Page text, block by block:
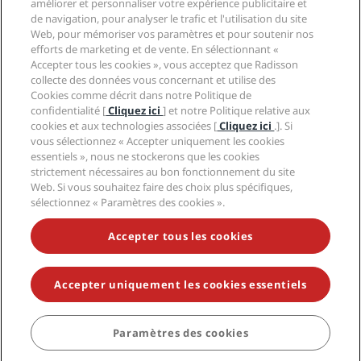
Santé et sécurité
Carrières PPHE
Carrières EHL
The Club by RHG
Opportunités de développement
Entreprise responsable
Approvisionnement
Mentions légales
Conditions générales Radisson Rewards
Contrat d’utilisation du site
Accessibilité numérique
Déclaration sur l’esclavage moderne
Avis aux consommateurs
Contact
FAQ
Plan du site
Médias sociaux
Marques Radisson Hotels
NE MANQUEZ AUCUNE DE NOS OFFRES LES PLUS
POPULAIRES
© 2026 Radisson Hotel Group.Tous droits réservés. RHG Radisson
Hotel Group, Radisson, Radisson RED, Radisson Blu, Radisson Collection,
Radisson Individuals, Park Plaza, Park Inn, Country Inn & Suites, Prize by
Radisson, Radisson Rewards, et Radisson Meetings sont des marques
déposées de Radisson Hotel Group.
améliorer et personnaliser votre expérience publicitaire et
de navigation, pour analyser le trafic et l'utilisation du site
Web, pour mémoriser vos paramètres et pour soutenir nos
efforts de marketing et de vente. En sélectionnant «
Accepter tous les cookies », vous acceptez que Radisson
collecte des données vous concernant et utilise des
Cookies comme décrit dans notre Politique de
confidentialité [Cliquez ici] et notre Politique relative aux
cookies et aux technologies associées [Cliquez ici .]. Si
vous sélectionnez « Accepter uniquement les cookies
essentiels », nous ne stockerons que les cookies
strictement nécessaires au bon fonctionnement du site
Web. Si vous souhaitez faire des choix plus spécifiques,
sélectionnez « Paramètres des cookies ».
Accepter tous les cookies
Accepter uniquement les cookies essentiels
Paramètres des cookies